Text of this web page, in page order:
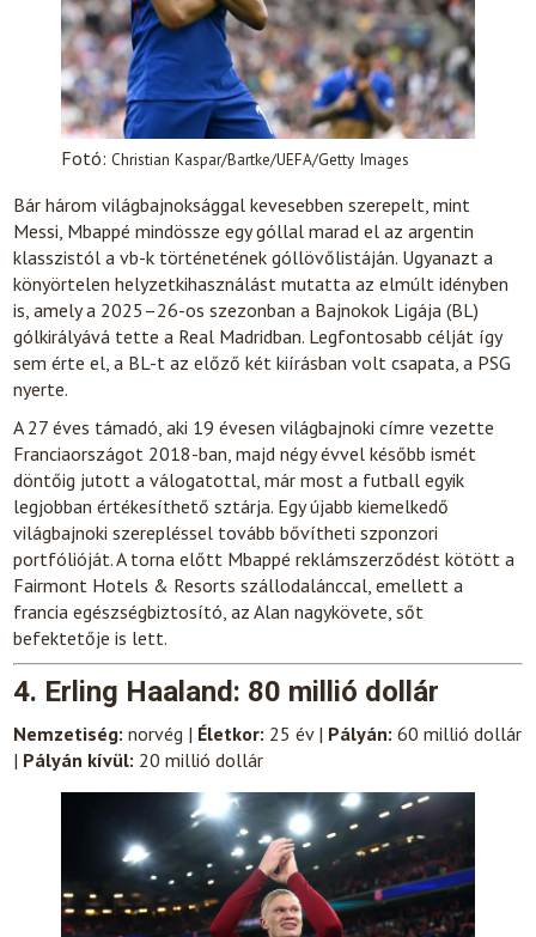
Fotó:Christian Kaspar/Bartke/UEFA/Getty Images
Bár három világbajnoksággal kevesebben szerepelt, mint
Messi, Mbappé mindössze egy góllal marad el az argentin
klasszistól a vb-k történetének góllövőlistáján. Ugyanazt a
könyörtelen helyzetkihasználást mutatta az elmúlt idényben
is, amely a 2025–26-os szezonban a Bajnokok Ligája (BL)
gólkirályává tette a Real Madridban. Legfontosabb célját így
sem érte el, a BL-t az előző két kiírásban volt csapata, a PSG
nyerte.
A 27 éves támadó, aki 19 évesen világbajnoki címre vezette
Franciaországot 2018-ban, majd négy évvel később ismét
döntőig jutott a válogatottal, már most a futball egyik
legjobban értékesíthető sztárja. Egy újabb kiemelkedő
világbajnoki szerepléssel tovább bővítheti szponzori
portfólióját. A torna előtt Mbappé reklámszerződést kötött a
Fairmont Hotels & Resorts szállodalánccal, emellett a
francia egészségbiztosító, az Alan nagykövete, sőt
befektetője is lett.
4. Erling Haaland: 80 millió dollár
Nemzetiség: norvég | Életkor: 25 év | Pályán: 60 millió dollár
| Pályán kívül: 20 millió dollár